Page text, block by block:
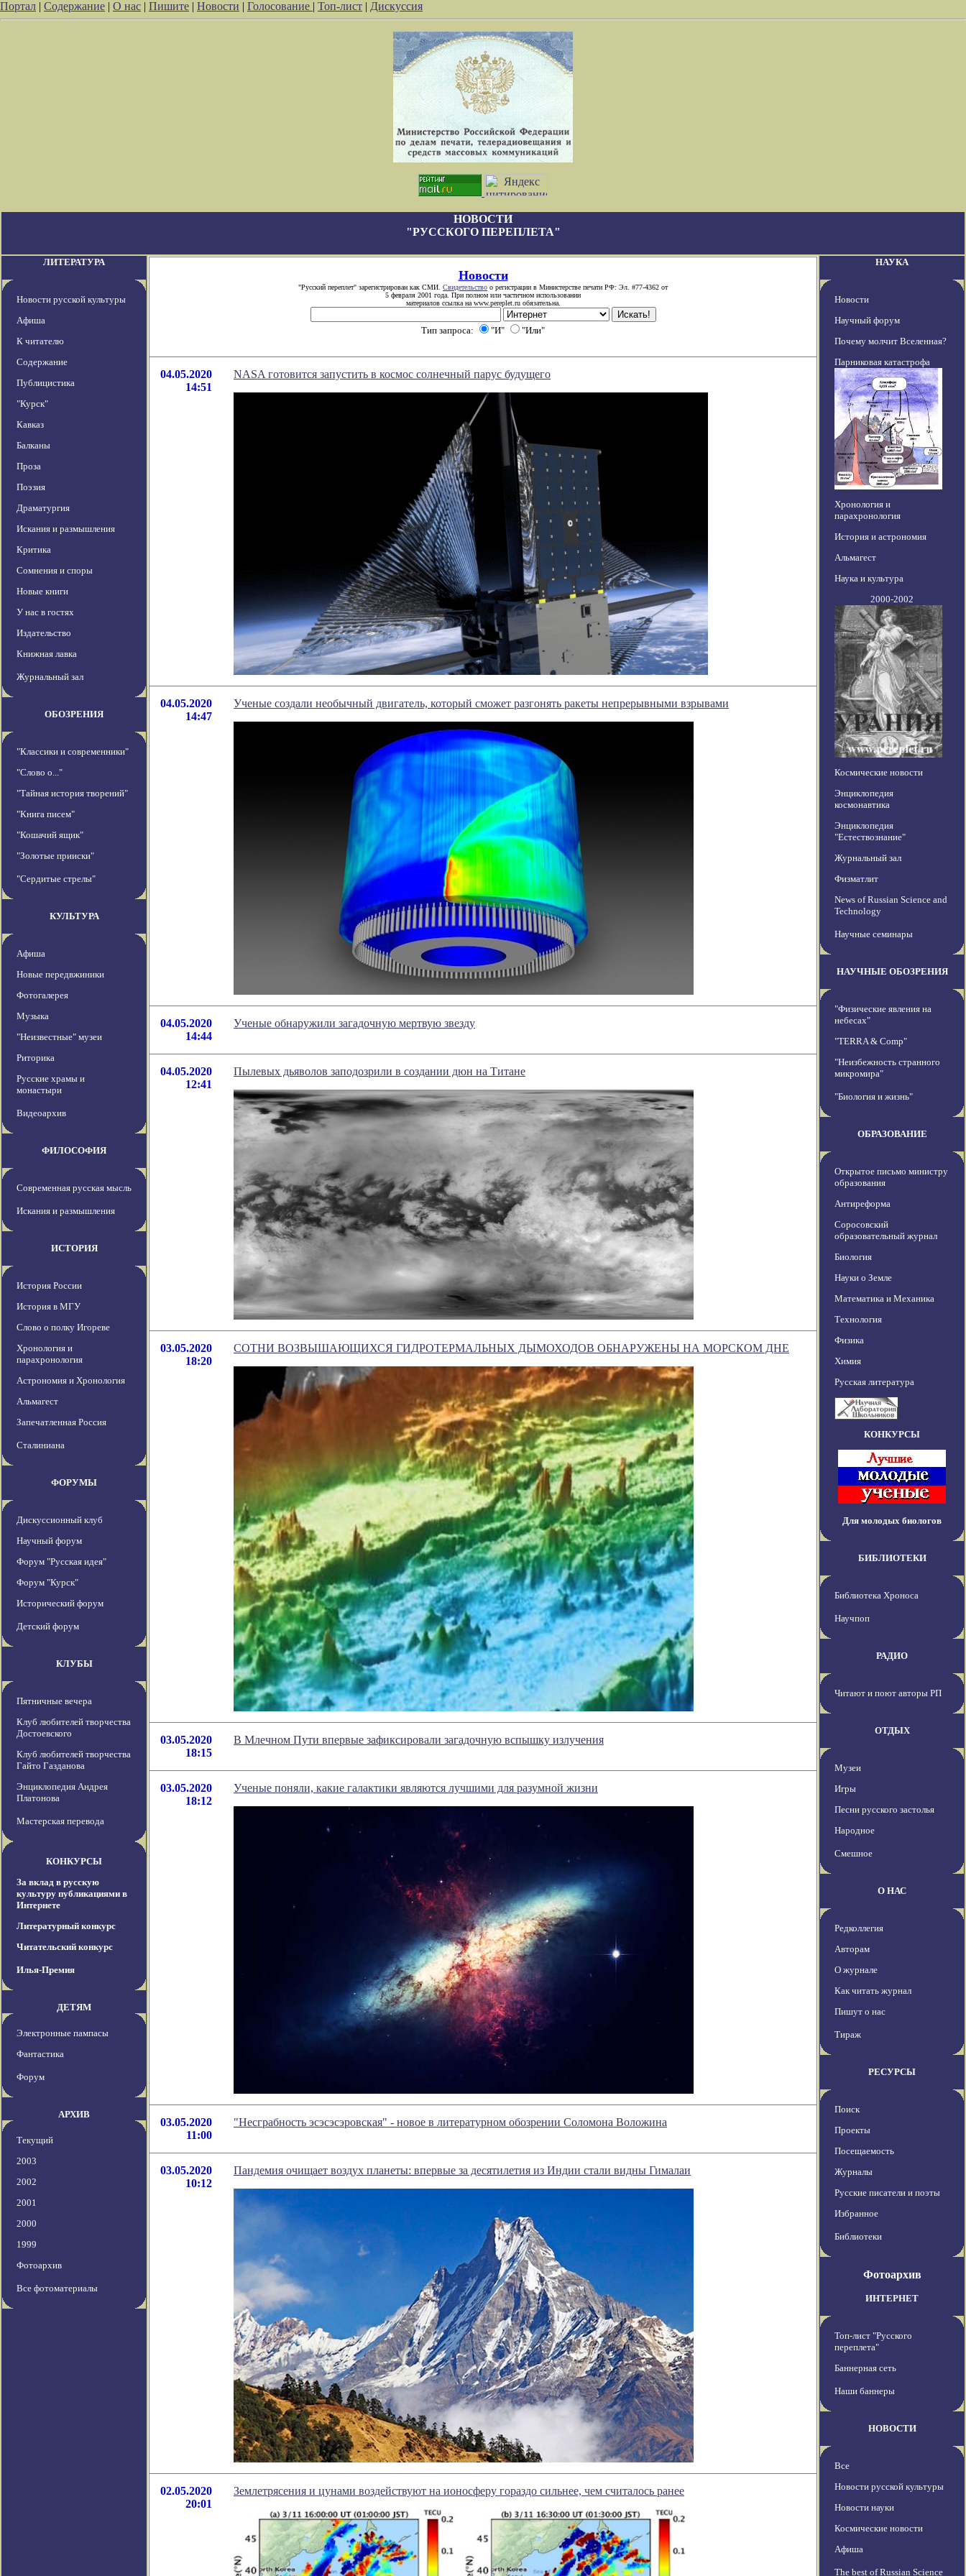
Портал | Содержание | О нас | Пишите | Новости | Голосование | Топ-лист | Дискуссия
НОВОСТИ
"РУССКОГО ПЕРЕПЛЕТА"
ЛИТЕРАТУРА
Новости русской культуры
Афиша
К читателю
Содержание
Публицистика
"Курск"
Кавказ
Балканы
Проза
Поэзия
Драматургия
Искания и размышления
Критика
Сомнения и споры
Новые книги
У нас в гостях
Издательство
Книжная лавка
Журнальный зал
ОБОЗРЕНИЯ
"Классики и современники"
"Слово о..."
"Тайная история творений"
"Книга писем"
"Кошачий ящик"
"Золотые прииски"
"Сердитые стрелы"
КУЛЬТУРА
Афиша
Новые передвжиники
Фотогалерея
Музыка
"Неизвестные" музеи
Риторика
Русские храмы и
монастыри
Видеоархив
ФИЛОСОФИЯ
Современная русская мысль
Искания и размышления
ИСТОРИЯ
История России
История в МГУ
Слово о полку Игореве
Хронология и
парахронология
Астрономия и Хронология
Альмагест
Запечатленная Россия
Сталиниана
ФОРУМЫ
Дискуссионный клуб
Научный форум
Форум "Русская идея"
Форум "Курск"
Исторический форум
Детский форум
КЛУБЫ
Пятничные вечера
Клуб любителей творчества
Достоевского
Клуб любителей творчества
Гайто Газданова
Энциклопедия Андрея
Платонова
Мастерская перевода
КОНКУРСЫ
За вклад в русскую
культуру публикациями в
Интернете
Литературный конкурс
Читательский конкурс
Илья-Премия
ДЕТЯМ
Электронные пампасы
Фантастика
Форум
АРХИВ
Текущий
2003
2002
2001
2000
1999
Фотоархив
Все фотоматериалы
Новости
"Русский переплет" зарегистрирован как СМИ. Свидетельство о регистрации в Министерстве печати РФ: Эл. #77-4362 от
5 февраля 2001 года. При полном или частичном использовании
материалов ссылка на www.pereplet.ru обязательна.
Тип запроса: "И" "Или"
04.05.2020
14:51
NASA готовится запустить в космос солнечный парус будущего
04.05.2020
14:47
Ученые создали необычный двигатель, который сможет разгонять ракеты непрерывными взрывами
04.05.2020
14:44
Ученые обнаружили загадочную мертвую звезду
04.05.2020
12:41
Пылевых дьяволов заподозрили в создании дюн на Титане
03.05.2020
18:20
СОТНИ ВОЗВЫШАЮЩИХСЯ ГИДРОТЕРМАЛЬНЫХ ДЫМОХОДОВ ОБНАРУЖЕНЫ НА МОРСКОМ ДНЕ
03.05.2020
18:15
В Млечном Пути впервые зафиксировали загадочную вспышку излучения
03.05.2020
18:12
Ученые поняли, какие галактики являются лучшими для разумной жизни
03.05.2020
11:00
"Несграбность эсэсэсэровская" - новое в литературном обозрении Соломона Воложина
03.05.2020
10:12
Пандемия очищает воздух планеты: впервые за десятилетия из Индии стали видны Гималаи
02.05.2020
20:01
Землетрясения и цунами воздействуют на ионосферу гораздо сильнее, чем считалось ранее
НАУКА
Новости
Научный форум
Почему молчит Вселенная?
Парниковая катастрофа
Хронология и
парахронология
История и астрономия
Альмагест
Наука и культура
2000-2002
Космические новости
Энциклопедия
космонавтика
Энциклопедия
"Естествознание"
Журнальный зал
Физматлит
News of Russian Science and
Technology
Научные семинары
НАУЧНЫЕ ОБОЗРЕНИЯ
"Физические явления на
небесах"
"TERRA & Comp"
"Неизбежность странного
микромира"
"Биология и жизнь"
ОБРАЗОВАНИЕ
Открытое письмо министру
образования
Антиреформа
Соросовский
образовательный журнал
Биология
Науки о Земле
Математика и Механика
Технология
Физика
Химия
Русская литература
КОНКУРСЫ
Для молодых биологов
БИБЛИОТЕКИ
Библиотека Хроноса
Научпоп
РАДИО
Читают и поют авторы РП
ОТДЫХ
Музеи
Игры
Песни русского застолья
Народное
Смешное
О НАС
Редколлегия
Авторам
О журнале
Как читать журнал
Пишут о нас
Тираж
РЕСУРСЫ
Поиск
Проекты
Посещаемость
Журналы
Русские писатели и поэты
Избранное
Библиотеки
Фотоархив
ИНТЕРНЕТ
Топ-лист "Русского
переплета"
Баннерная сеть
Наши баннеры
НОВОСТИ
Все
Новости русской культуры
Новости науки
Космические новости
Афиша
The best of Russian Science